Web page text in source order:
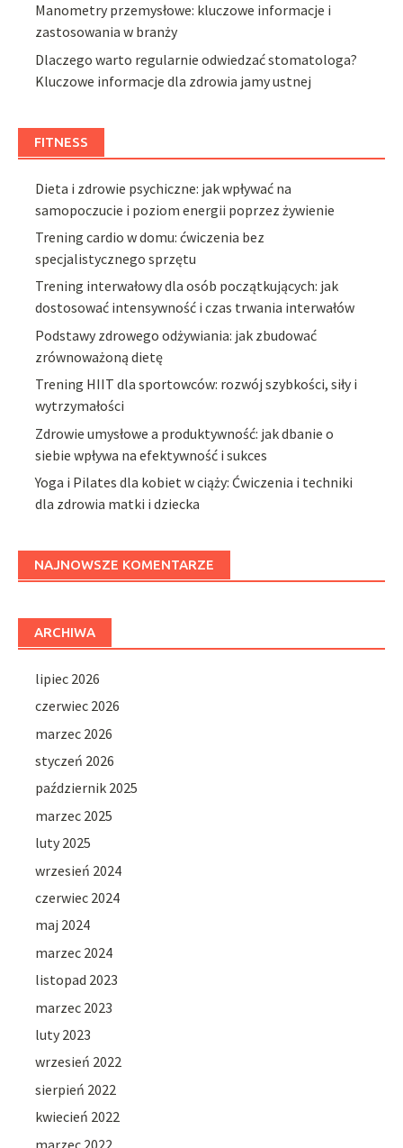
Manometry przemysłowe: kluczowe informacje i
zastosowania w branży
Dlaczego warto regularnie odwiedzać stomatologa?
Kluczowe informacje dla zdrowia jamy ustnej
FITNESS
Dieta i zdrowie psychiczne: jak wpływać na
samopoczucie i poziom energii poprzez żywienie
Trening cardio w domu: ćwiczenia bez
specjalistycznego sprzętu
Trening interwałowy dla osób początkujących: jak
dostosować intensywność i czas trwania interwałów
Podstawy zdrowego odżywiania: jak zbudować
zrównoważoną dietę
Trening HIIT dla sportowców: rozwój szybkości, siły i
wytrzymałości
Zdrowie umysłowe a produktywność: jak dbanie o
siebie wpływa na efektywność i sukces
Yoga i Pilates dla kobiet w ciąży: Ćwiczenia i techniki
dla zdrowia matki i dziecka
NAJNOWSZE KOMENTARZE
ARCHIWA
lipiec 2026
czerwiec 2026
marzec 2026
styczeń 2026
październik 2025
marzec 2025
luty 2025
wrzesień 2024
czerwiec 2024
maj 2024
marzec 2024
listopad 2023
marzec 2023
luty 2023
wrzesień 2022
sierpień 2022
kwiecień 2022
marzec 2022